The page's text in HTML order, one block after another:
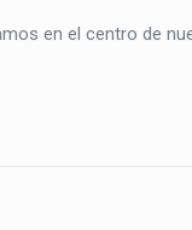
en el centro de